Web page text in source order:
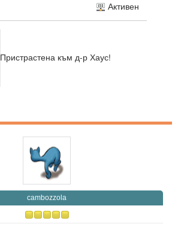
Активен
Пристрастена към д-р Хаус!
cambozzola